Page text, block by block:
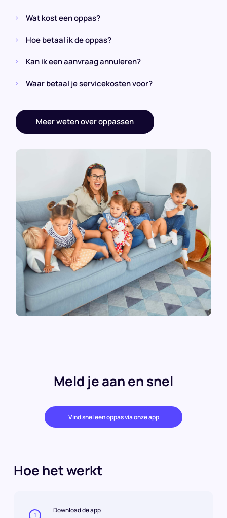
Wat kost een oppas?
Hoe betaal ik de oppas?
Kan ik een aanvraag annuleren?
Waar betaal je servicekosten voor?
Meer weten over oppassen
Meld je aan en snel
Vind snel een oppas via onze app
Hoe het werkt
1
Download de app